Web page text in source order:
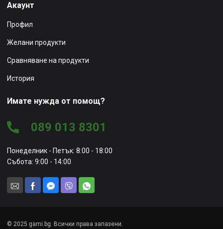
Акаунт
Профил
Желани продукти
Сравняване на продукти
История
Имате нужда от помощ?
089 013 8301
Понеделник - Петък: 8:00 - 18:00
Събота: 9:00 - 14:00
© 2025 gami.bg. Всички права запазени.